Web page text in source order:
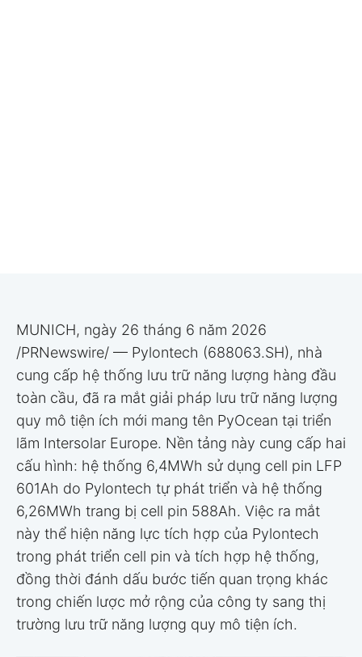
MUNICH, ngày 26 tháng 6 năm 2026
/PRNewswire/ — Pylontech (688063.SH), nhà
cung cấp hệ thống lưu trữ năng lượng hàng đầu
toàn cầu, đã ra mắt giải pháp lưu trữ năng lượng
quy mô tiện ích mới mang tên PyOcean tại triển
lãm Intersolar Europe. Nền tảng này cung cấp hai
cấu hình: hệ thống 6,4MWh sử dụng cell pin LFP
601Ah do Pylontech tự phát triển và hệ thống
6,26MWh trang bị cell pin 588Ah. Việc ra mắt
này thể hiện năng lực tích hợp của Pylontech
trong phát triển cell pin và tích hợp hệ thống,
đồng thời đánh dấu bước tiến quan trọng khác
trong chiến lược mở rộng của công ty sang thị
trường lưu trữ năng lượng quy mô tiện ích.